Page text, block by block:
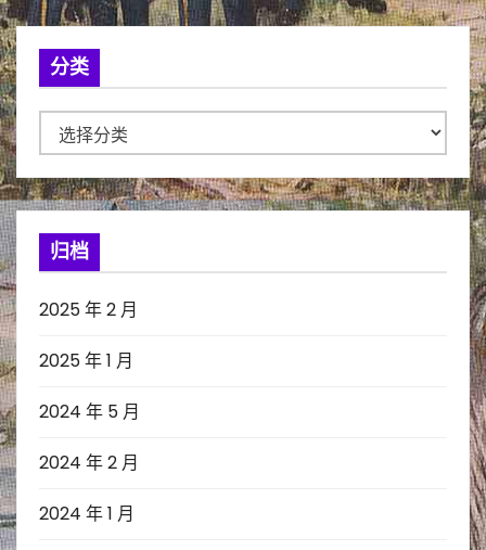
分类
类
归档
2025 年 2 月
2025 年 1 月
2024 年 5 月
2024 年 2 月
2024 年 1 月